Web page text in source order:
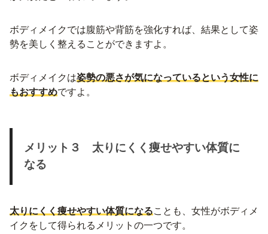
ボディメイクでは腹筋や背筋を強化すれば、結果として姿
勢を美しく整えることができますよ。
ボディメイクは姿勢の悪さが気になっているという女性に
もおすすめですよ。
メリット３ 太りにくく痩せやすい体質に
なる
太りにくく痩せやすい体質になることも、女性がボディメ
イクをして得られるメリットの一つです。